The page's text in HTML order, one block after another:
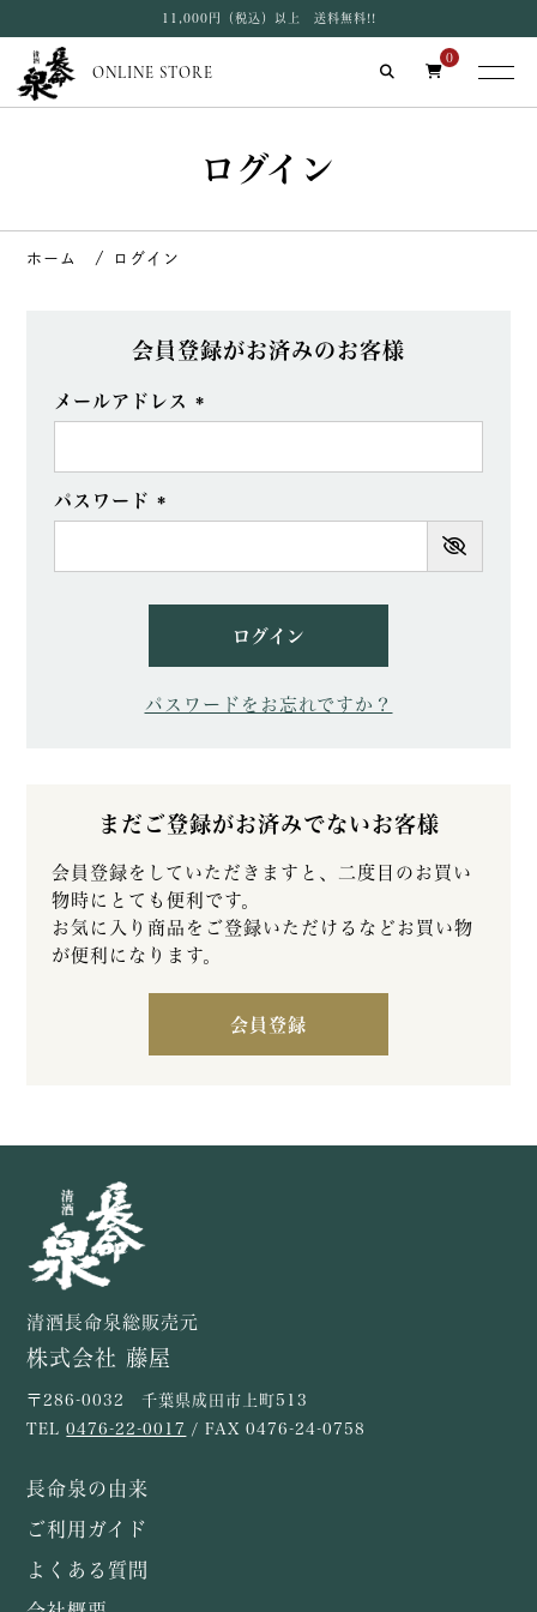
11,000円（税込）以上 送料無料!!
ONLINE STORE
0
ログイン
ログイン
会員登録がお済みのお客様
メールアドレス
パスワード
ログイン
パスワードをお忘れですか？
まだご登録がお済みでないお客様
会員登録をしていただきますと、二度目のお買い
物時にとても便利です。
お気に入り商品をご登録いただけるなどお買い物
が便利になります。
会員登録
清酒長命泉総販売元
株式会社 藤屋
〒286-0032 千葉県成田市上町513
TEL0476-22-0017 / FAX 0476-24-0758
長命泉の由来
ご利用ガイド
よくある質問